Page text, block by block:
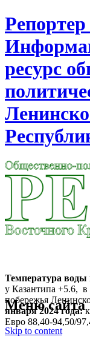
ресурс
Температура воды
у Казантипа +5.6, в
побережья
января 2024 года:
Евро 88,40-94,50/
Меню сайта
Skip to content